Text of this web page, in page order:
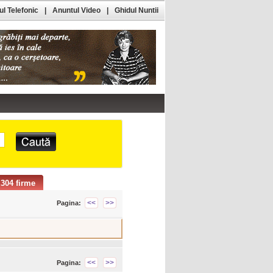
304 firme
Pagina: << >>
Pagina: << >>
Telefonic Anuntul Video Ghidul Nuntii